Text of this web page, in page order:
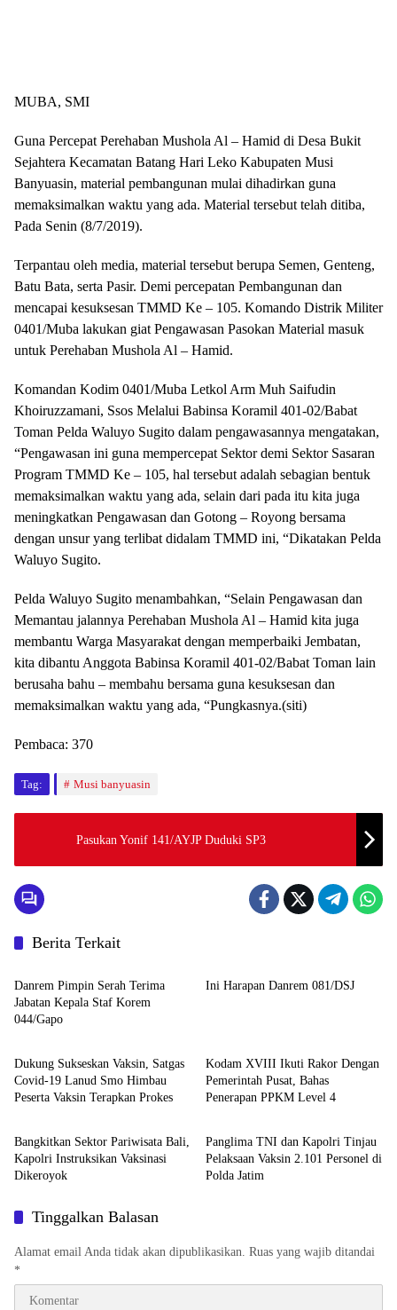
MUBA, SMI
Guna Percepat Perehaban Mushola Al – Hamid di Desa Bukit
Sejahtera Kecamatan Batang Hari Leko Kabupaten Musi
Banyuasin, material pembangunan mulai dihadirkan guna
memaksimalkan waktu yang ada. Material tersebut telah ditiba,
Pada Senin (8/7/2019).
Terpantau oleh media, material tersebut berupa Semen, Genteng,
Batu Bata, serta Pasir. Demi percepatan Pembangunan dan
mencapai kesuksesan TMMD Ke – 105. Komando Distrik Militer
0401/Muba lakukan giat Pengawasan Pasokan Material masuk
untuk Perehaban Mushola Al – Hamid.
Komandan Kodim 0401/Muba Letkol Arm Muh Saifudin
Khoiruzzamani, Ssos Melalui Babinsa Koramil 401-02/Babat
Toman Pelda Waluyo Sugito dalam pengawasannya mengatakan,
“Pengawasan ini guna mempercepat Sektor demi Sektor Sasaran
Program TMMD Ke – 105, hal tersebut adalah sebagian bentuk
memaksimalkan waktu yang ada, selain dari pada itu kita juga
meningkatkan Pengawasan dan Gotong – Royong bersama
dengan unsur yang terlibat didalam TMMD ini, “Dikatakan Pelda
Waluyo Sugito.
Pelda Waluyo Sugito menambahkan, “Selain Pengawasan dan
Memantau jalannya Perehaban Mushola Al – Hamid kita juga
membantu Warga Masyarakat dengan memperbaiki Jembatan,
kita dibantu Anggota Babinsa Koramil 401-02/Babat Toman lain
berusaha bahu – membahu bersama guna kesuksesan dan
memaksimalkan waktu yang ada, “Pungkasnya.(siti)
Pembaca: 370
Tag: Musi banyuasin
Pasukan Yonif 141/AYJP Duduki SP3
Berita Terkait
Palembang
Danrem Pimpin Serah Terima
Jabatan Kepala Staf Korem
044/Gapo
Ini Harapan Danrem 081/DSJ
Nasional
Dukung Sukseskan Vaksin, Satgas
Covid-19 Lanud Smo Himbau
Peserta Vaksin Terapkan Prokes
Kodam XVIII Ikuti Rakor Dengan
Pemerintah Pusat, Bahas
Penerapan PPKM Level 4
Warta TNI
Bangkitkan Sektor Pariwisata Bali,
Kapolri Instruksikan Vaksinasi
Dikeroyok
Warta TNI
Panglima TNI dan Kapolri Tinjau
Pelaksaan Vaksin 2.101 Personel di
Polda Jatim
Tinggalkan Balasan
Alamat email Anda tidak akan dipublikasikan. Ruas yang wajib ditandai
*